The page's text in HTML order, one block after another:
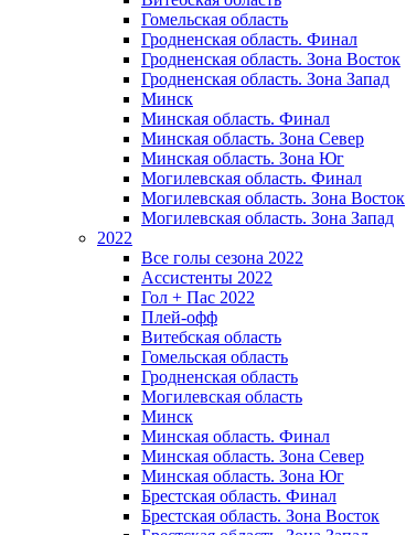
Гомельская область
Гродненская область. Финал
Гродненская область. Зона Восток
Гродненская область. Зона Запад
Минск
Минская область. Финал
Минская область. Зона Север
Минская область. Зона Юг
Могилевская область. Финал
Могилевская область. Зона Восток
Могилевская область. Зона Запад
2022
Все голы сезона 2022
Ассистенты 2022
Гол + Пас 2022
Плей-офф
Витебская область
Гомельская область
Гродненская область
Могилевская область
Минск
Mинская область. Финал
Минская область. Зона Север
Минская область. Зона Юг
Брестская область. Финал
Брестская область. Зона Восток